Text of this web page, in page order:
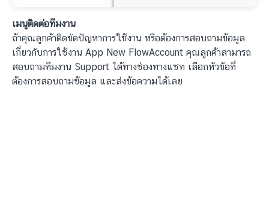
เมนูติดต่อทีมงาน
ถ้าคุณลูกค้าติดขัดปัญหาการใช้งาน หรือต้องการสอบถามข้อมูล
เกี่ยวกับการใช้งาน App New FlowAccount คุณลูกค้าสามารถ
สอบถามทีมงาน Support ได้ทางช่องทางแชท เลือกหัวข้อที่
ต้องการสอบถามข้อมูล และส่งข้อความได้เลย